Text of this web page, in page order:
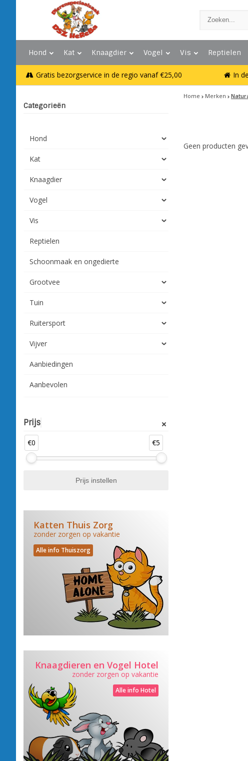
Hond Kat Knaagdier Vogel Vis Reptielen
Gratis bezorgservice in de regio vanaf €25,00 In
Categorieën
Hond
Kat
Knaagdier
Vogel
Vis
Reptielen
Schoonmaak en ongedierte
Grootvee
Tuin
Ruitersport
Vijver
Aanbiedingen
Aanbevolen
Prijs
€0 €5
Katten Thuis Zorg
zonder zorgen op vakantie
Alle info Thuiszorg
Knaagdieren en Vogel Hotel
zonder zorgen op vakantie
Alle info Hotel
Home Merken
Geen producten